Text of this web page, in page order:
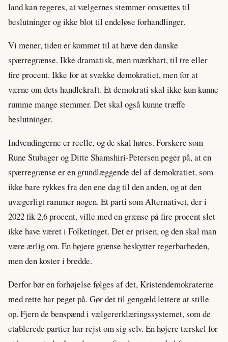
land kan regeres, at vælgernes stemmer omsættes til
beslutninger og ikke blot til endeløse forhandlinger.
Vi mener, tiden er kommet til at hæve den danske
spærregrænse. Ikke dramatisk, men mærkbart, til tre eller
fire procent. Ikke for at svække demokratiet, men for at
værne om dets handlekraft. Et demokrati skal ikke kun kunne
rumme mange stemmer. Det skal også kunne træffe
beslutninger.
Indvendingerne er reelle, og de skal høres. Forskere som
Rune Stubager og Ditte Shamshiri-Petersen peger på, at en
spærregrænse er en grundlæggende del af demokratiet, som
ikke bare rykkes fra den ene dag til den anden, og at den
uvægerligt rammer nogen. Et parti som Alternativet, der i
2022 fik 2,6 procent, ville med en grænse på fire procent slet
ikke have været i Folketinget. Det er prisen, og den skal man
være ærlig om. En højere grænse beskytter regerbarheden,
men den koster i bredde.
Derfor bør en forhøjelse følges af det, Kristendemokraterne
med rette har peget på. Gør det til gengæld lettere at stille
op. Fjern de benspænd i vælgererklæringssystemet, som de
etablerede partier har rejst om sig selv. En højere tærskel for